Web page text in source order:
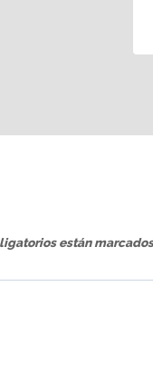
están